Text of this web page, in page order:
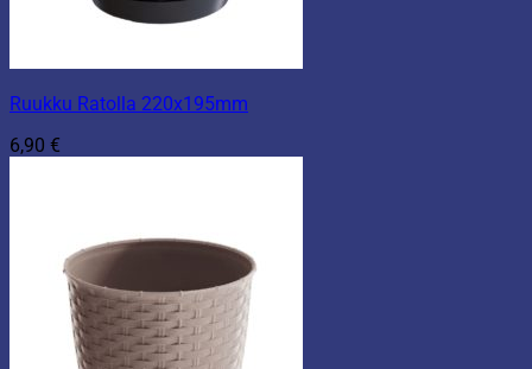
Ruukku Ratolla 220x195mm
6,90 €